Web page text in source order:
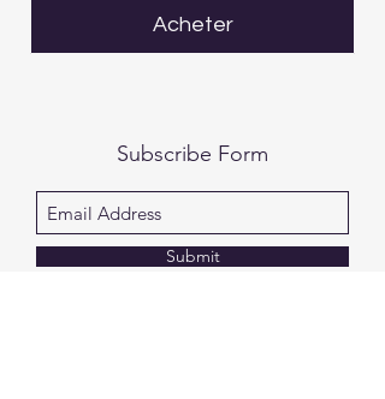
Acheter
Subscribe Form
Submit